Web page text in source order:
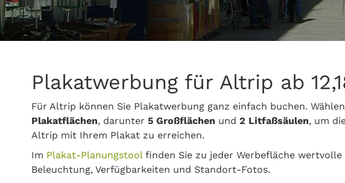
Plakatwerbung für Altrip ab
Für Altrip können Sie Plakatwerbung ganz einfach buchen.
Plakatflächen, darunter 5 Großflächen und 2 Litfaßsäulen, um
Altrip mit Ihrem Plakat zu erreichen.
Im Plakat-Planungstoolfinden Sie zu jeder Werbefläche wertvolle
Beleuchtung, Verfügbarkeiten und Standort-Fotos.